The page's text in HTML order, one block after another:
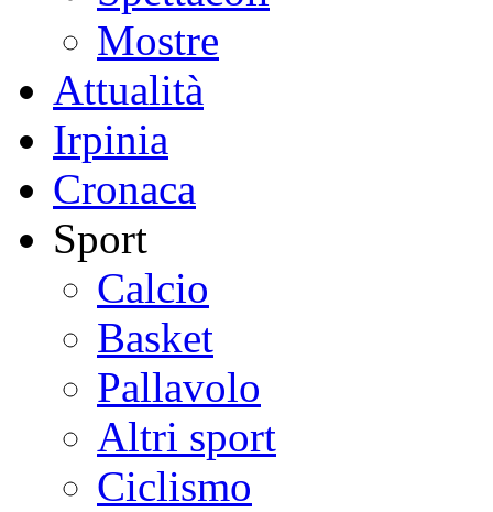
Mostre
Attualità
Irpinia
Cronaca
Sport
Calcio
Basket
Pallavolo
Altri sport
Ciclismo